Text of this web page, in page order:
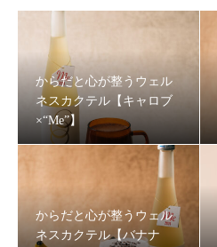
からだと心が整うウェル
ネスカクテル【キャロブ
×“Me”】
からだと心が整うウェル
ネスカクテル【バナナ